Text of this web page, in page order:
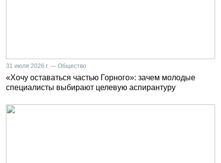
31 июля 2026 г. — Общество
«Хочу оставаться частью Горного»: зачем молодые
специалисты выбирают целевую аспирантуру